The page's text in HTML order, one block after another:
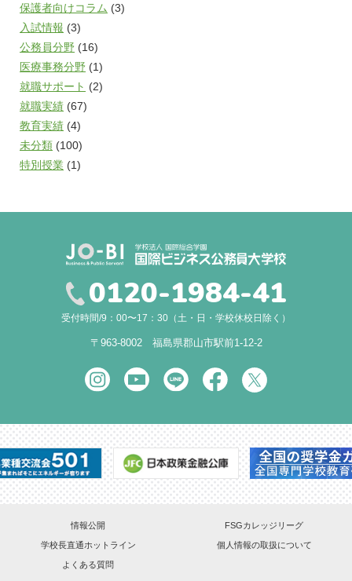
保護者向けコラム (3)
入試情報 (3)
公務員分野 (16)
医療事務分野 (1)
就職サポート (2)
就職実績 (67)
教育実績 (4)
未分類 (100)
特別授業 (1)
0120-1984-41
受付時間/9：00〜17：30（土・日・学校休校日除く）
〒963-8002 福島県郡山市駅前1-12-2
情報公開 FSGカレッジリーグ
学校長直通ホットライン 個人情報の取扱について
よくある質問